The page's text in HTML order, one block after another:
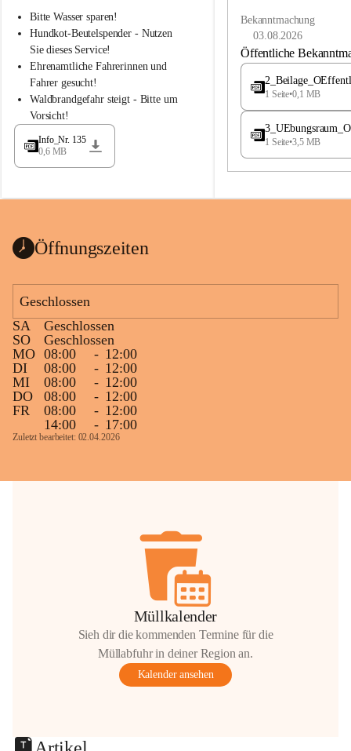
h
a
d
l
a
Bitte Wasser sparen!
Hundkot-Beutelspender - Nutzen
Sie dieses Service!
Ehrenamtliche Fahrerinnen und
Fahrer gesucht!
Waldbrandgefahr steigt - Bitte um
Vorsicht!
Info_Nr. 135
0,6 MB
e
a
Bekanntmachung
03.08.2026
Öffentliche
1 Seite•0,1 MB
1 Seite•3,5 MB
Öffnungszeiten
Geschlossen
SA
Geschlossen
SO
Geschlossen
MO 08:00 - 12:00
DI
08:00 - 12:00
MI
08:00 - 12:00
DO
08:00 - 12:00
FR
08:00 - 12:00
14:00
- 17:00
Zuletzt bearbeitet: 02.04.2026
Müllkalender
Sieh dir die kommenden Termine für die
Müllabfuhr in deiner Region an.
Kalender ansehen